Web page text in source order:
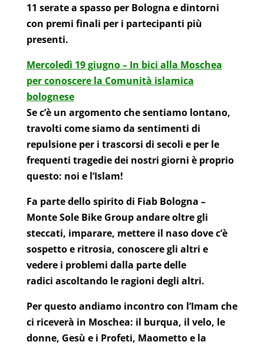
11 serate a spasso per Bologna e dintorni
con premi finali per i partecipanti più
presenti.
Mercoledì 19 giugno – In bici alla Moschea
per conoscere la Comunità islamica
bolognese
Se c’è un argomento che sentiamo lontano,
travolti come siamo da sentimenti di
repulsione per i trascorsi di secoli e per le
frequenti tragedie dei nostri giorni è proprio
questo: noi e l’Islam!
Fa parte dello spirito di Fiab Bologna –
Monte Sole Bike Group andare oltre gli
steccati, imparare, mettere il naso dove c’è
sospetto e ritrosia, conoscere gli altri e
vedere i problemi dalla parte delle
radici ascoltando le ragioni degli altri.
Per questo andiamo incontro con l’Imam che
ci riceverà in Moschea: il burqua, il velo, le
donne, Gesù e i Profeti, Maometto e la